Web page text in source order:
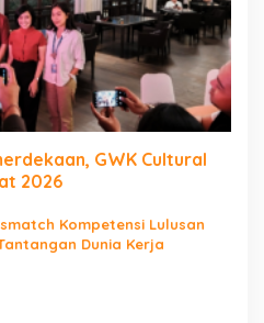
GWK Cultural
2026
Kompetensi Lulusan
Dunia Kerja